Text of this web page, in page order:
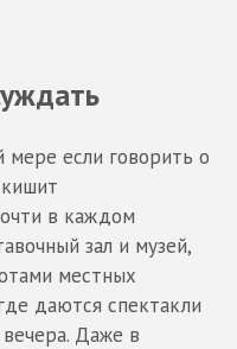
если говорить о
в каждом
зал и музей,
местных
даются спектакли
Даже в